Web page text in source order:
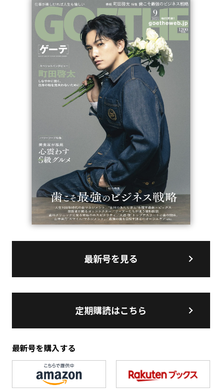
最新号を見る
定期購読はこちら
最新号を購入する